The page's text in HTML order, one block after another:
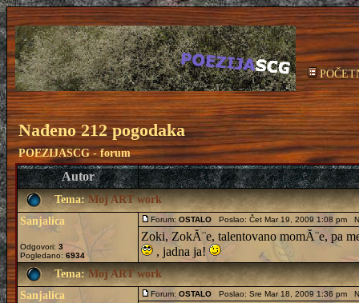
Nađeno 212 pogodaka
POEZIJASCG - forum
Autor
Tema:Moj ART work
Sanjalica
Odgovori: 3
Pogledano: 6934
Forum: OSTALO Poslao: Čet Mar 19, 2009 1:08 pm
Zoki, ZokĂ¨e, talentovano momĂ¨e, pa
, jadna ja!
Tema:Moj ART work
Sanjalica
Forum: OSTALO Poslao: Sre Mar 18, 2009 1:36 pm